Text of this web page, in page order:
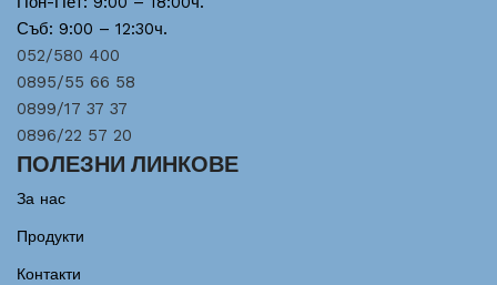
Съб: 9:00 – 12:30ч.
052/580 400
0895/55 66 58
0899/17 37 37
0896/22 57 20
ПОЛЕЗНИ ЛИНКОВЕ
За нас
Продукти
Контакти